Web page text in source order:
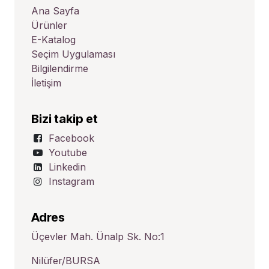
Ana Sayfa
Ürünler
E-Katalog
Seçim Uygulaması
Bilgilendirme
İletişim
Bizi takip et
Facebook
Youtube
Linkedin
Instagram
Adres
Üçevler Mah. Ünalp Sk. No:1
Nilüfer/BURSA